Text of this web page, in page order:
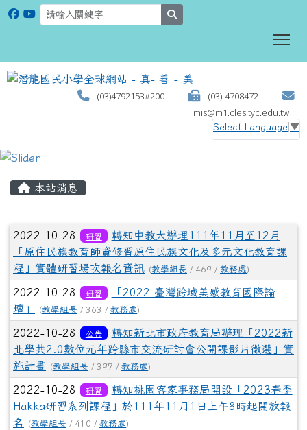
(03)4792153#200
(03)-4708472
mis@m1.cles.tyc.edu.tw
Select Language ▼
本站消息
文章列表
2022-10-28 研習
轉知中教大辦理111年11月至12月
「原住民族教育師資修習原住民族文化及多元文化教育課
程」實體研習場次報名資訊 (教學組長 / 469 / 教務處)
2022-10-28 研習
「2022 臺灣跨域美感教育國際論
壇」
(教學組長 / 363 / 教務處)
2022-10-28 公告
轉知新北市政府教育局辦理「2022新
北學共2.0數位元年跨縣市交流研討會公開課影片徵選」實
施計畫 (教學組長 / 397 / 教務處)
2022-10-28 研習
轉知桃園客家事務局開設「2023春季
Hakka研習系列課程」於111年11月1日上午8時起開放報
名
(教學組長 / 410 / 教務處)